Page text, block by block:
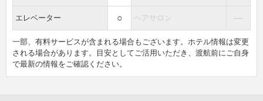
エレベーター ○ ヘアサロン ―
一部、有料サービスが含まれる場合もございます。ホテル情報は変更
される場合があります。目安としてご活用いただき、渡航前にご自身
で最新の情報をご確認ください。